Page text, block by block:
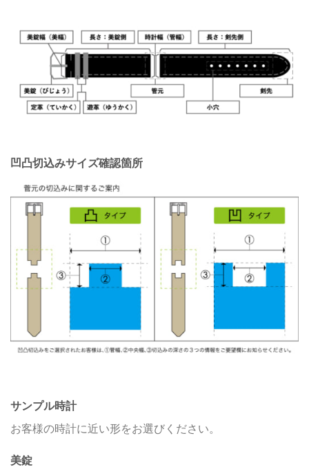
凹凸切込みサイズ確認箇所
サンプル時計
お客様の時計に近い形をお選びください。
美錠